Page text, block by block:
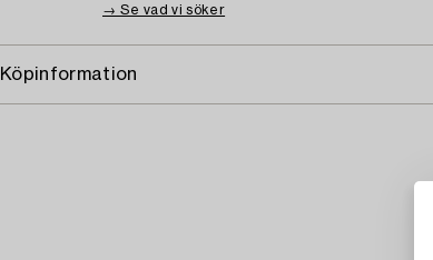
→ Se vad vi söker
Köpinformation